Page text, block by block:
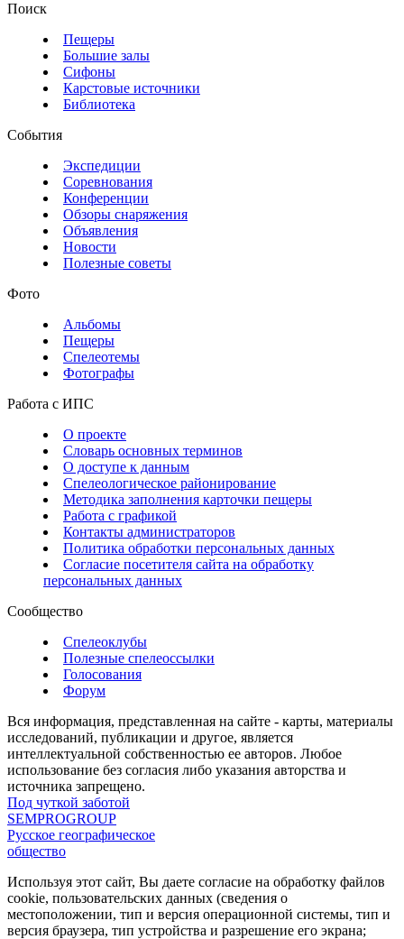
Поиск
Пещеры
Большие залы
Сифоны
Карстовые источники
Библиотека
События
Экспедиции
Соревнования
Конференции
Обзоры снаряжения
Объявления
Новости
Полезные советы
Фото
Альбомы
Пещеры
Спелеотемы
Фотографы
Работа с ИПС
О проекте
Словарь основных терминов
О доступе к данным
Спелеологическое районирование
Методика заполнения карточки пещеры
Работа с графикой
Контакты администраторов
Политика обработки персональных данных
Согласие посетителя сайта на обработку
персональных данных
Сообщество
Спелеоклубы
Полезные спелеоссылки
Голосования
Форум
Вся информация, представленная на сайте - карты, материалы
исследований, публикации и другое, является
интеллектуальной собственностью ее авторов. Любое
использование без согласия либо указания авторства и
источника запрещено.
Под чуткой заботой
SEMPROGROUP
Русское географическое
общество
Используя этот сайт, Вы даете согласие на обработку файлов
cookie, пользовательских данных (сведения о
местоположении, тип и версия операционной системы, тип и
версия браузера, тип устройства и разрешение его экрана;